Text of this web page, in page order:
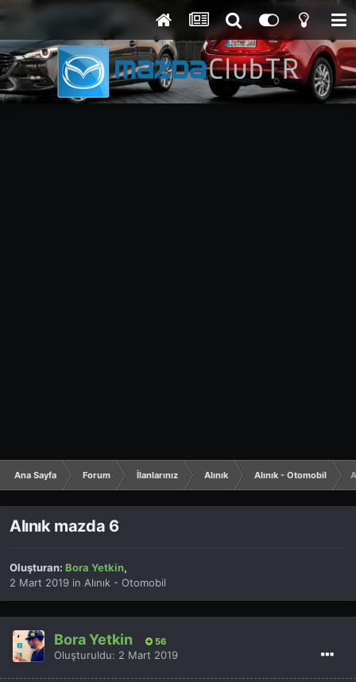
Ana Sayfa Forum İlanlarınız Alınık Alınık - Otomobil
Alınık mazda 6
Oluşturan: Bora Yetkin,
2 Mart 2019 in Alınık - Otomobil
Bora Yetkin 56
Oluşturuldu: 2 Mart 2019